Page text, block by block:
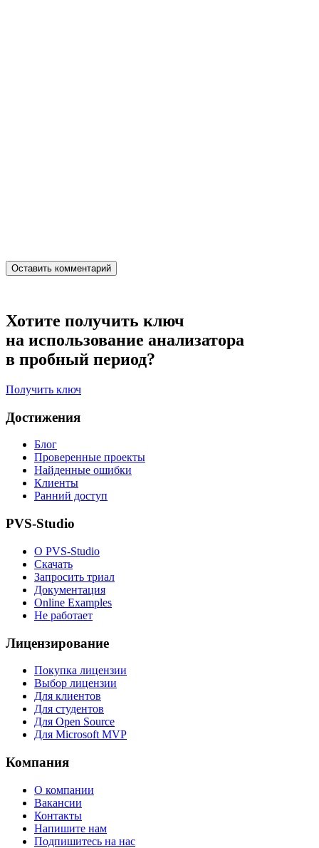
Хотите получить ключ
на использование анализатора
в пробный период?
Получить ключ
Достижения
Блог
Проверенные проекты
Найденные ошибки
Клиенты
Ранний доступ
PVS-Studio
О PVS-Studio
Скачать
Запросить триал
Документация
Online Examples
Не работает
Лицензирование
Покупка лицензии
Выбор лицензии
Для клиентов
Для студентов
Для Open Source
Для Microsoft MVP
Компания
О компании
Вакансии
Контакты
Напишите нам
Подпишитесь на нас